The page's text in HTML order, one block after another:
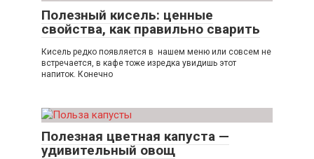
Полезный кисель: ценные
свойства, как правильно сварить
Кисель редко появляется в нашем меню или совсем не
встречается, в кафе тоже изредка увидишь этот
напиток. Конечно
Полезная цветная капуста —
удивительный овощ